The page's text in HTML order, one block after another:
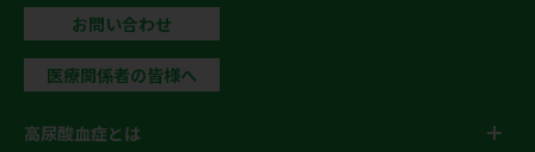
お問い合わせ
医療関係者の皆様へ
高尿酸血症とは